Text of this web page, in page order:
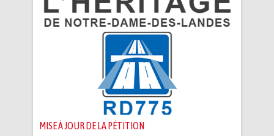
MISE À JOUR DE LA PÉTITION